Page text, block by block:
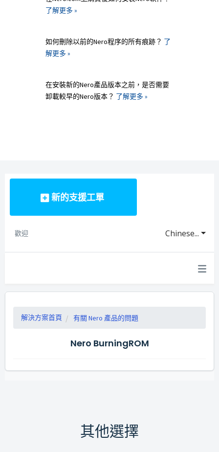
了解更多 »
如何刪除以前的Nero程序的所有痕跡？ 了
解更多 »
在安裝新的Nero產品版本之前，是否需要
卸載較早的Nero版本？ 了解更多 »
新的支援工單
Chinese...
歡迎
解決方案首頁 有關 Nero 產品的問題
Nero BurningROM
其他選擇